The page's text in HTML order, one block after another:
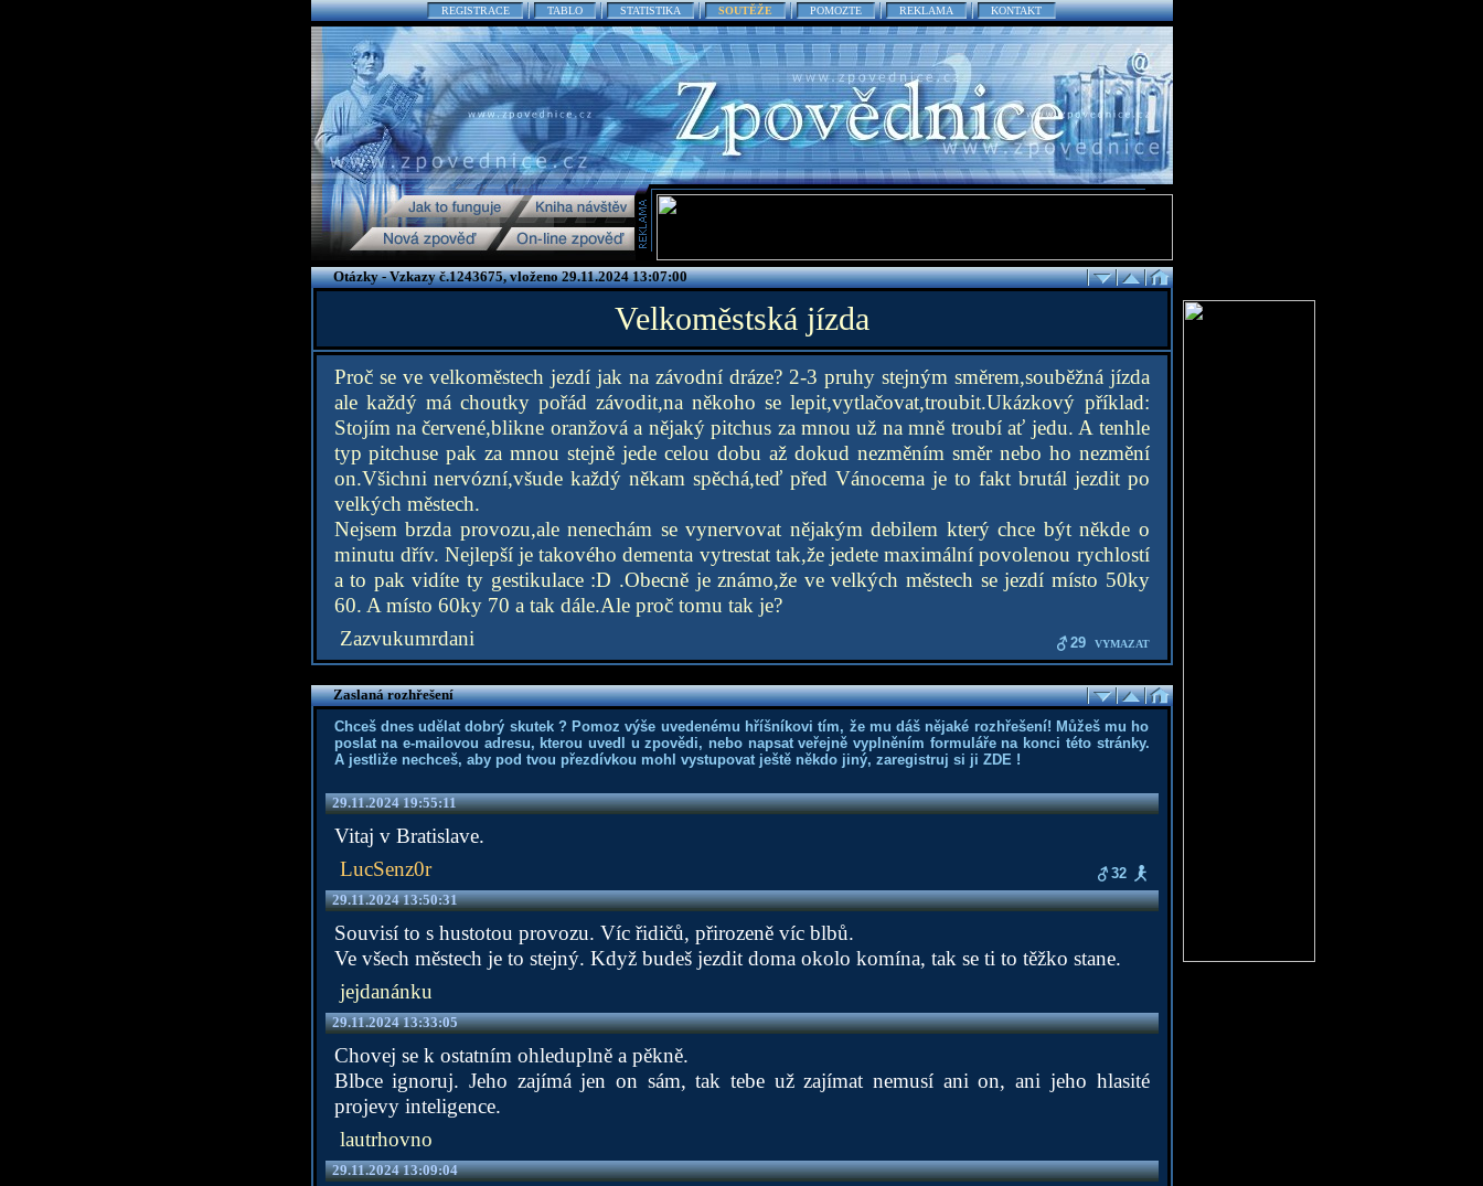
REGISTRACE TABLO STATISTIKA SOUTĚŽE POMOZTE REKLAMA KONTAKT
Otázky - Vzkazy č.1243675, vloženo 29.11.2024 13:07:00
Velkoměstská jízda
Proč se ve velkoměstech jezdí jak na závodní dráze? 2-3 pruhy stejným směrem,souběžná jízda
ale každý má choutky pořád závodit,na někoho se lepit,vytlačovat,troubit.Ukázkový příklad:
Stojím na červené,blikne oranžová a nějaký pitchus za mnou už na mně troubí ať jedu. A tenhle
typ pitchuse pak za mnou stejně jede celou dobu až dokud nezměním směr nebo ho nezmění
on.Všichni nervózní,všude každý někam spěchá,teď před Vánocema je to fakt brutál jezdit po
velkých městech.
Nejsem brzda provozu,ale nenechám se vynervovat nějakým debilem který chce být někde o
minutu dřív. Nejlepší je takového dementa vytrestat tak,že jedete maximální povolenou rychlostí
a to pak vidíte ty gestikulace :D .Obecně je známo,že ve velkých městech se jezdí místo 50ky
60. A místo 60ky 70 a tak dále.Ale proč tomu tak je?
Zazvukumrdani
29 VYMAZAT
Zaslaná rozhřešení
Chceš dnes udělat dobrý skutek ? Pomoz výše uvedenému hříšníkovi tím, že mu dáš nějaké rozhřešení! Můžeš mu ho
poslat na e-mailovou adresu, kterou uvedl u zpovědi, nebo napsat veřejně vyplněním formuláře na konci této stránky.
A jestliže nechceš, aby pod tvou přezdívkou mohl vystupovat ještě někdo jiný, zaregistruj si ji ZDE!
29.11.2024 19:55:11
Vitaj v Bratislave.
LucSenz0r
32
29.11.2024 13:50:31
Souvisí to s hustotou provozu. Víc řidičů, přirozeně víc blbů.
Ve všech městech je to stejný. Když budeš jezdit doma okolo komína, tak se ti to těžko stane.
jejdanánku
29.11.2024 13:33:05
Chovej se k ostatním ohleduplně a pěkně.
Blbce ignoruj. Jeho zajímá jen on sám, tak tebe už zajímat nemusí ani on, ani jeho hlasité
projevy inteligence.
lautrhovno
29.11.2024 13:09:04